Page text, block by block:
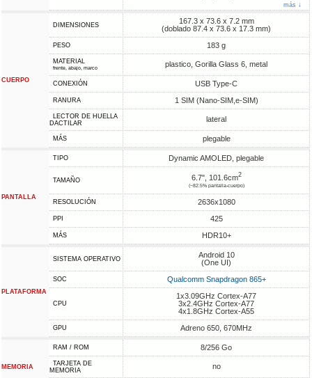
más ↓
CUERPO
DIMENSIONES
167.3 x 73.6 x 7.2 mm
(doblado 87.4 x 73.6 x 17.3 mm)
PESO 183 g
MATERIAL
frente, abajo, marco plastico, Gorilla Glass 6, metal
CONEXIÓN USB Type-C
RANURA 1 SIM (Nano-SIM,e-SIM)
LECTOR DE HUELLA
DACTILAR
lateral
MÁS plegable
PANTALLA
TIPO Dynamic AMOLED, plegable
TAMAÑO 6.7", 101.6cm2
(~82.5% pantalla-cuerpo)
RESOLUCIÓN 2636x1080
PPI 425
MÁS HDR10+
PLATAFORMA
SISTEMA OPERATIVO
Android 10
(One UI)
SOC Qualcomm Snapdragon 865+
CPU
1x3.09GHz Cortex-A77
3x2.4GHz Cortex-A77
4x1.8GHz Cortex-A55
GPU Adreno 650, 670MHz
MEMORIA
RAM / ROM 8/256 Go
TARJETA DE
MEMORIA
no